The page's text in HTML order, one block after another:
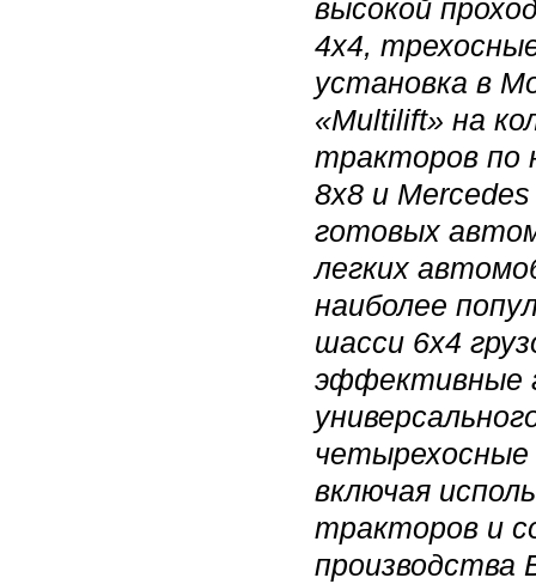
высокой
4х4,
установка в
«Multilift» на
тракторов по
8x8 и
готовых
легких
наиболее
шасси 6х4
эффективные
включая
тракторов и
производства